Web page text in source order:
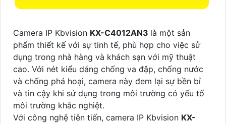
Camera IP Kbvision KX-C4012AN3 là một sản
phẩm thiết kế với sự tinh tế, phù hợp cho việc sử
dụng trong nhà hàng và khách sạn với mỹ thuật
cao. Với nét kiểu dáng chống va đập, chống nước
và chống phá hoại, camera này đem lại sự bền bỉ
và tin cậy khi sử dụng trong môi trường có yếu tố
môi trường khắc nghiệt.
Với công nghệ tiên tiến, camera IP Kbvision KX-